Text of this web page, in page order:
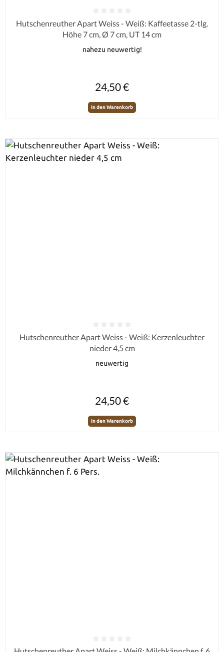
Durchschnittliche Bewertung von 0 von 5 Sternen
Hutschenreuther Apart Weiss - Weiß: Kaffeetasse 2-tlg.
Höhe 7 cm, Ø 7 cm, UT 14 cm
nahezu neuwertig!
24,50 €
In den Warenkorb
Durchschnittliche Bewertung von 0 von 5 Sternen
Hutschenreuther Apart Weiss - Weiß: Kerzenleuchter
nieder 4,5 cm
neuwertig
24,50 €
In den Warenkorb
Durchschnittliche Bewertung von 0 von 5 Sternen